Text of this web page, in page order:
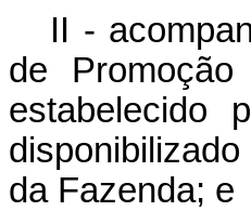
II -
de
estabelecido
da Fazenda;